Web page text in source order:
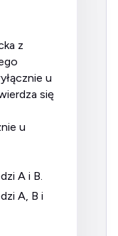
się
A i B.